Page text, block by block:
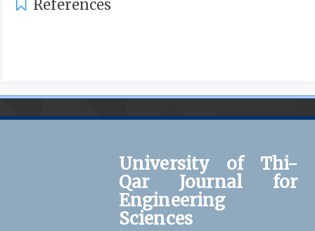
References
University of Thi-
Qar Journal for
Engineering
Sciences